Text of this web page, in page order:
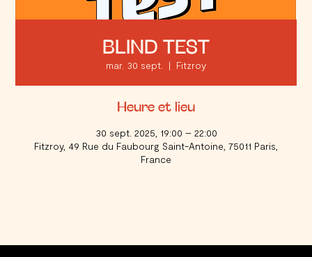
BLIND TEST
mar. 30 sept.
  |
Fitzroy
Heure et lieu
30 sept. 2025, 19:00 – 22:00
Fitzroy, 49 Rue du Faubourg Saint-Antoine, 75011 Paris,
France